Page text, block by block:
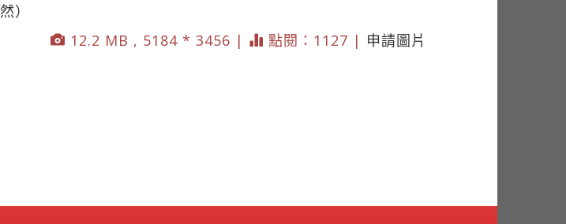
）
12.2 MB , 5184 * 3456 |
點閱：1127 | 申請圖片